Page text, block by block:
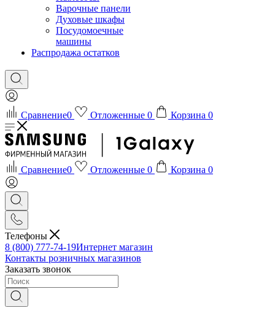
Варочные панели
Духовые шкафы
Посудомоечные
машины
Распродажа остатков
Сравнение0 Отложенные 0 Корзина 0
Сравнение0 Отложенные 0 Корзина 0
Телефоны
8 (800) 777-74-19Интернет магазин
Контакты розничных магазинов
Заказать звонок